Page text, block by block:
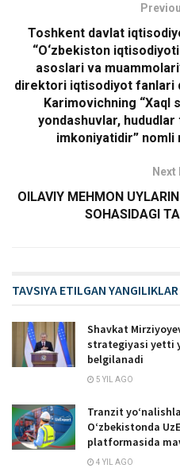
Toshkent davlat
“O‘zbekiston
asoslari va
direktori iqtisodiyot fanlari
Karimovichning “Xaql
yondashuvlar,
imkoniyatidir” nomli
Next
OILAVIY MEHMON
SOHASIDAGI
TAVSIYA ETILGAN YANGILIKLAR
Shavkat
strategiyasi yetti
belgilanadi
5 YIL AGO
Tranzit
O‘zbekistonda
platformasida
4 YIL AGO